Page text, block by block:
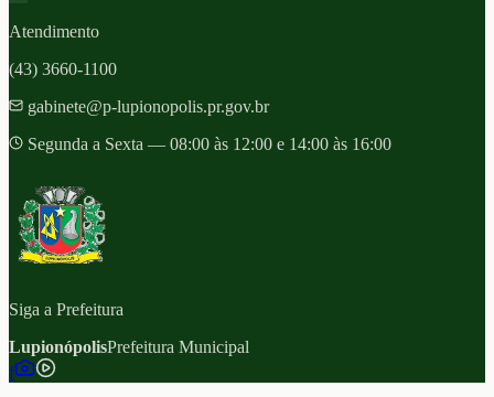
Atendimento
(43) 3660-1100
gabinete@p-lupionopolis.pr.gov.br
Segunda a Sexta — 08:00 às 12:00 e 14:00 às 16:00
Siga a Prefeitura
LupionópolisPrefeitura Municipal
f